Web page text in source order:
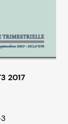
2017